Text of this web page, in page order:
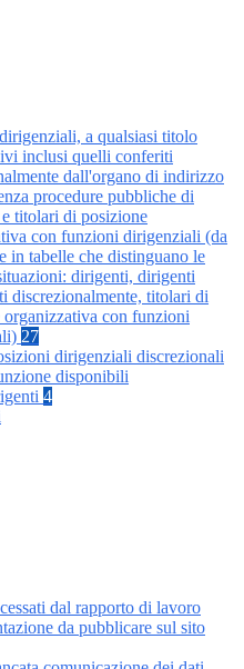
a qualsiasi titolo
inclusi quelli conferiti
dall'organo di indirizzo
procedure pubbliche di
e titolari di posizione
con funzioni dirigenziali (da
in tabelle che distinguano le
dirigenti, dirigenti
discrezionalmente, titolari di
organizzativa con funzioni
27
dirigenziali discrezionali
disponibili
4
dal rapporto di lavoro
da pubblicare sul sito